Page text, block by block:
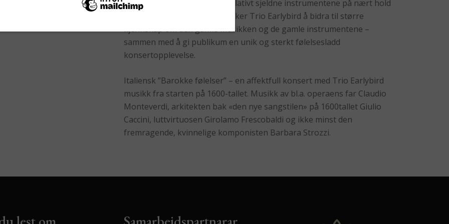
mulighet til å studere disse relativt sjeldne instrumentene på nært hold
og å høre dem i bruk. Slik ønsker Trio Earlybird å bidra til større
kjennskap om den gamle musikken og de gamle instrumentene –
sammen med å gi publikum en unik og sterkt følelsesladd
konsertopplevelse.
Italiensk ”Barokke følelser” – en affektfull konsert med Trio Earlybird
musikk fra starten på 1600-tallet. Musikk av bl.a. operaens far Claudio
Monteverdi, arkitekten bak «den nye sangstilen» på 1600tallet Giulio
Caccini, luttvirtuosen Girolamo Frescobaldi og ikke minst den
fremragende, kvinnelige komponisten Barbara Strozzi.